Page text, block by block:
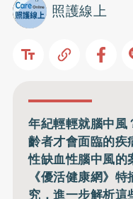
照護線上
年紀輕輕就腦中風
齡者才會面臨的疾
性缺血性腦中風的
《優活健康網》
究，進一步解析